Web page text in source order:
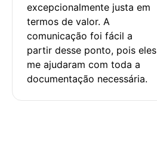
excepcionalmente justa em
termos de valor. A
comunicação foi fácil a
partir desse ponto, pois eles
me ajudaram com toda a
documentação necessária.